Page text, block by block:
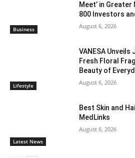
Business
Meet’ in
800 Investors
August 6, 2026
Lifestyle
VANESA Unveils
Fresh Floral
Beauty of
August 6, 2026
Latest News
Best Skin and
MedLinks
August 6, 2026